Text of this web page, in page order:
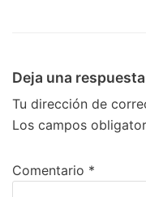
Deja una respuesta
Tu dirección de
Los campos
Comentario *